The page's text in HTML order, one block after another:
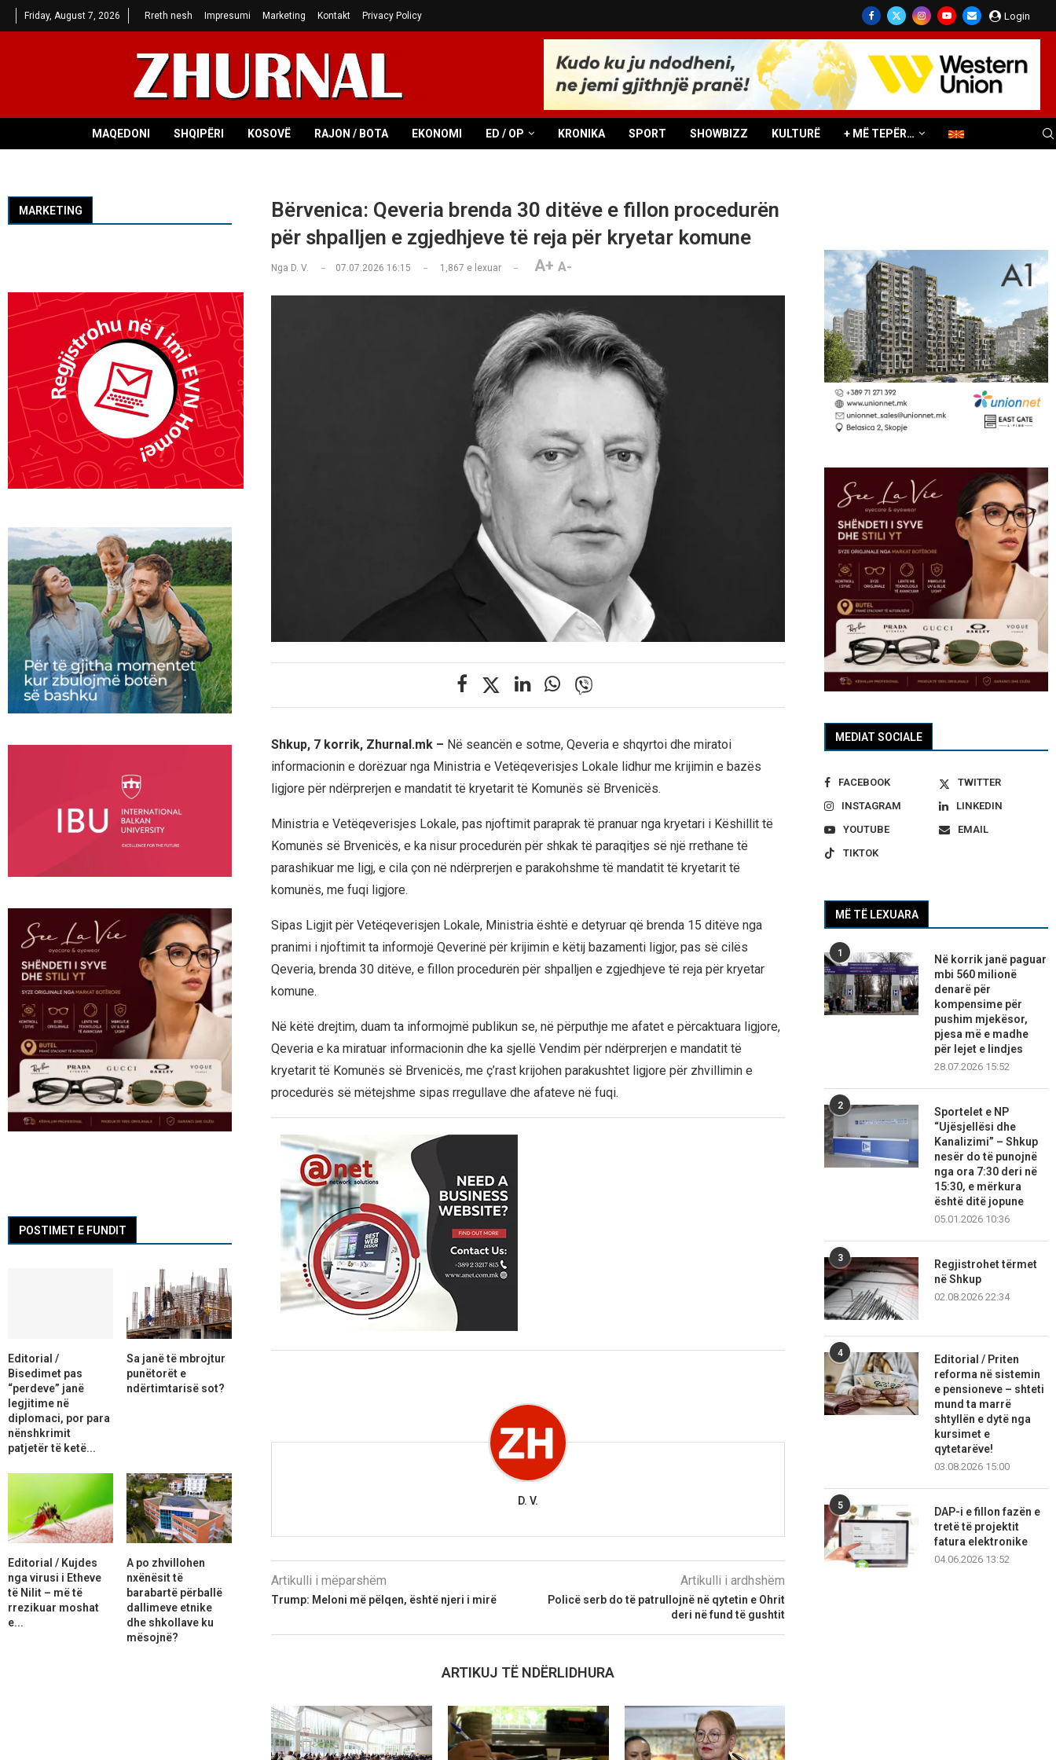
Friday, August 7, 2026 Rreth nesh Impresumi Marketing Kontakt Privacy Policy Login
MAQEDONI SHQIPËRI KOSOVË RAJON / BOTA EKONOMI ED / OP KRONIKA SPORT SHOWBIZZ KULTURË + MË TEPËR…
Bërvenica: Qeveria brenda 30 ditëve e fillon procedurën
për shpalljen e zgjedhjeve të reja për kryetar komune
Nga D. V. 07.07.2026 16:15 1,867 e lexuar A+ A-
Shkup, 7 korrik, Zhurnal.mk – Në seancën e sotme, Qeveria e shqyrtoi dhe miratoi
informacionin e dorëzuar nga Ministria e Vetëqeverisjes Lokale lidhur me krijimin e bazës
ligjore për ndërprerjen e mandatit të kryetarit të Komunës së Brvenicës.
Ministria e Vetëqeverisjes Lokale, pas njoftimit paraprak të pranuar nga kryetari i Këshillit të
Komunës së Brvenicës, e ka nisur procedurën për shkak të paraqitjes së një rrethane të
parashikuar me ligj, e cila çon në ndërprerjen e parakohshme të mandatit të kryetarit të
komunës, me fuqi ligjore.
Sipas Ligjit për Vetëqeverisjen Lokale, Ministria është e detyruar që brenda 15 ditëve nga
pranimi i njoftimit ta informojë Qeverinë për krijimin e këtij bazamenti ligjor, pas së cilës
Qeveria, brenda 30 ditëve, e fillon procedurën për shpalljen e zgjedhjeve të reja për kryetar
komune.
Në këtë drejtim, duam ta informojmë publikun se, në përputhje me afatet e përcaktuara ligjore,
Qeveria e ka miratuar informacionin dhe ka sjellë Vendim për ndërprerjen e mandatit të
kryetarit të Komunës së Brvenicës, me ç’rast krijohen parakushtet ligjore për zhvillimin e
procedurës së mëtejshme sipas rregullave dhe afateve në fuqi.
D. V.
Artikulli i mëparshëm
Trump: Meloni më pëlqen, është njeri i mirë
Artikulli i ardhshëm
Policë serb do të patrullojnë në qytetin e Ohrit
deri në fund të gushtit
ARTIKUJ TË NDËRLIDHURA
MEDIAT SOCIALE
FACEBOOK
TWITTER
INSTAGRAM
LINKEDIN
YOUTUBE
EMAIL
TIKTOK
MË TË LEXUARA
1
Në korrik janë paguar
mbi 560 milionë
denarë për
kompensime për
pushim mjekësor,
pjesa më e madhe
për lejet e lindjes
28.07.2026 15:52
2
Sportelet e NP
“Ujësjellësi dhe
Kanalizimi” – Shkup
nesër do të punojnë
nga ora 7:30 deri në
15:30, e mërkura
është ditë jopune
05.01.2026 10:36
3
Regjistrohet tërmet
në Shkup
02.08.2026 22:34
4
Editorial / Priten
reforma në sistemin
e pensioneve – shteti
mund ta marrë
shtyllën e dytë nga
kursimet e
qytetarëve!
03.08.2026 15:00
5
DAP-i e fillon fazën e
tretë të projektit
fatura elektronike
04.06.2026 13:52
MARKETING
POSTIMET E FUNDIT
Editorial /
Bisedimet pas
“perdeve” janë
legjitime në
diplomaci, por para
nënshkrimit
patjetër të ketë...
Sa janë të mbrojtur
punëtorët e
ndërtimtarisë sot?
Editorial / Kujdes
nga virusi i Etheve
të Nilit – më të
rrezikuar moshat
e...
A po zhvillohen
nxënësit të
barabartë përballë
dallimeve etnike
dhe shkollave ku
mësojnë?